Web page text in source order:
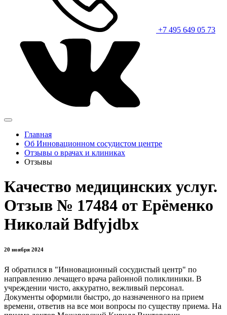
+7 495 649 05 73
Главная
Об Инновационном сосудистом центре
Отзывы о врачах и клиниках
Отзывы
Качество медицинских услуг.
Отзыв № 17484 от Ерёменко
Николай Bdfyjdbx
20 ноября 2024
Я обратился в "Инновационный сосудистый центр" по
направлению лечащего врача районной поликлиники. В
учреждении чисто, аккуратно, вежливый персонал.
Документы оформили быстро, до назначенного на прием
времени, ответив на все мои вопросы по существу приема. На